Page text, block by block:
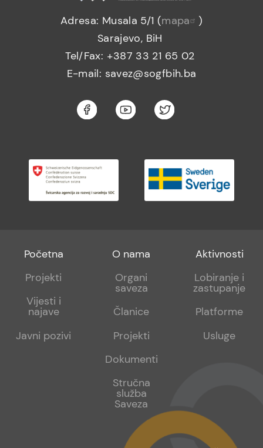
Adresa: Musala 5/1 (mapa
)
Sarajevo, BiH
Tel/Fax: +387 33 21 65 02
E-mail: savez@sogfbih.ba
Footer
menu
Početna
Projekti
Vijesti i
najave
Javni pozivi
Footer
sub
O nama
Organi
saveza
Članice
Projekti
Dokumenti
Stručna
služba
Saveza
Footer
sub
Aktivnosti
Lobiranje i
zastupanje
Platforme
Usluge